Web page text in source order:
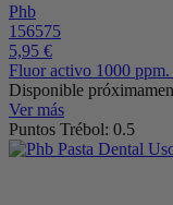
Phb
156575
5,95 €
Fluor activo 1000
Disponible
Ver más
Puntos Trébol: 0.5